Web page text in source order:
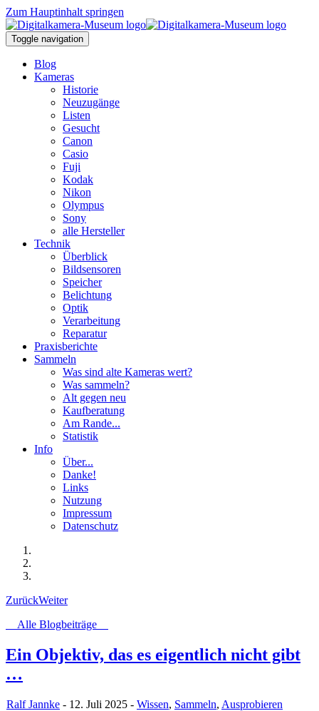
Zum Hauptinhalt springen
Toggle navigation
Blog
Kameras
Historie
Neuzugänge
Listen
Gesucht
Canon
Casio
Fuji
Kodak
Nikon
Olympus
Sony
alle Hersteller
Technik
Überblick
Bildsensoren
Speicher
Belichtung
Optik
Verarbeitung
Reparatur
Praxisberichte
Sammeln
Was sind alte Kameras wert?
Was sammeln?
Alt gegen neu
Kaufberatung
Am Rande...
Statistik
Info
Über...
Danke!
Links
Nutzung
Impressum
Datenschutz
ZurückWeiter
Alle Blogbeiträge
Ein Objektiv, das es eigentlich nicht gibt
…
Ralf Jannke - 12. Juli 2025 - Wissen, Sammeln, Ausprobieren